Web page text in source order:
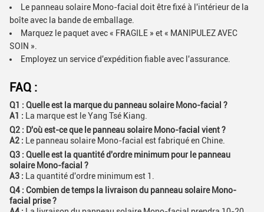
Le panneau solaire Mono-facial doit être fixé à l'intérieur de la
boîte avec la bande de emballage.
Marquez le paquet avec « FRAGILE » et « MANIPULEZ AVEC
SOIN ».
Employez un service d'expédition fiable avec l'assurance.
FAQ :
Q1 : Quelle est la marque du panneau solaire Mono-facial ?
A1 : La marque est le Yang Tsé Kiang.
Q2 : D'où est-ce que le panneau solaire Mono-facial vient ?
A2 : Le panneau solaire Mono-facial est fabriqué en Chine.
Q3 : Quelle est la quantité d'ordre minimum pour le panneau
solaire Mono-facial ?
A3 : La quantité d'ordre minimum est 1.
Q4 : Combien de temps la livraison du panneau solaire Mono-
facial prise ?